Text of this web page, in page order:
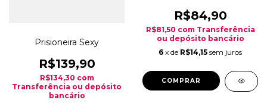
Prisioneira Sexy
R$139,90
R$134,30 com
Transferência ou depósito
bancário
R$84,90
R$81,50 com Transferência
ou depósito bancário
6 x de R$14,15 sem juros